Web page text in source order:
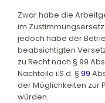
Zwar habe die
im
jedoch habe der
beabsichtigten
zu Recht nach § 99
Nachteile i.S.d. § 99
der Möglichkeiten zur
würden.